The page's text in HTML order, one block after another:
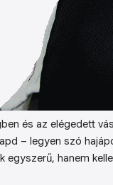
és az elégedett
– legyen szó
egyszerű, hanem